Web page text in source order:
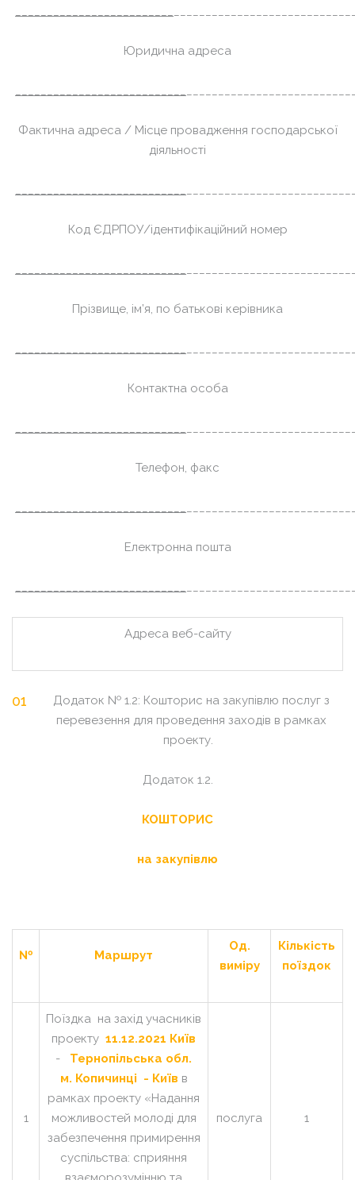
Юридична адреса
Фактична адреса / Місце провадження господарської
діяльності
Код ЄДРПОУ/ідентифікаційний номер
Прізвище, ім’я, по батькові керівника
Контактна особа
Телефон, факс
Електронна пошта
Адреса веб-сайту
Додаток № 1.2: Кошторис на закупівлю послуг з
перевезення для проведення заходів в рамках
проекту.
Додаток 1.2.
КОШТОРИС
на закупівлю
№ Маршрут
Од.
виміру
Кількість
поїздок
1
Поїздка на захід учасників
проекту 11.12.2021 Київ
-
Тернопільська обл.
м. Копичинці - Київ в
рамках проекту «Надання
можливостей молоді для
забезпечення примирення
суспільства: сприяння
послуга 1